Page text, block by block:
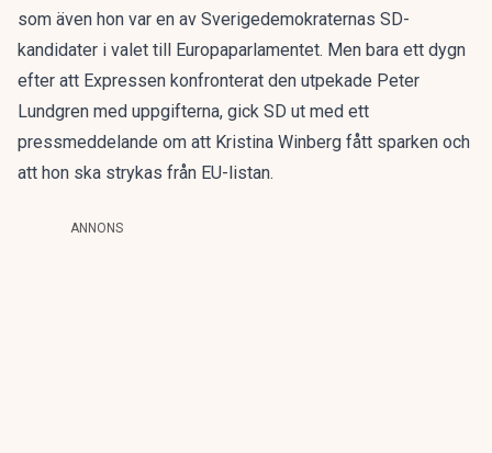
som även hon var en av Sverigedemokraternas SD-
kandidater i valet till Europaparlamentet. Men bara ett dygn
efter att Expressen konfronterat den utpekade Peter
Lundgren med uppgifterna, gick SD ut med ett
pressmeddelande om att Kristina Winberg fått sparken och
att hon ska strykas från EU-listan.
ANNONS